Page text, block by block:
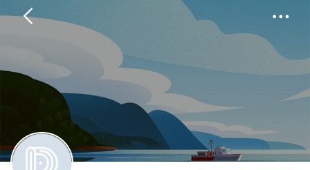
分类